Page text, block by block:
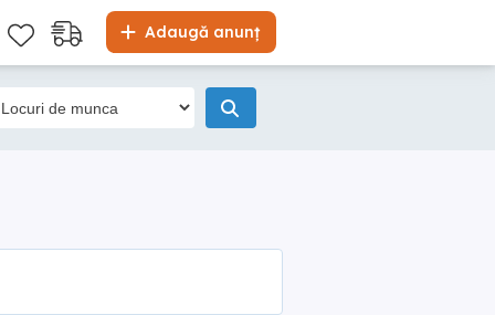
Adaugă anunț